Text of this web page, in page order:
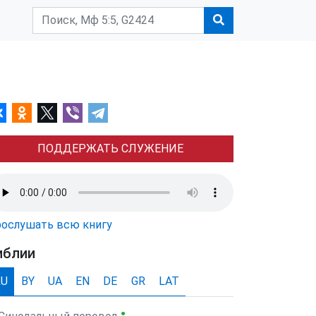
ПОДДЕРЖАТЬ СЛУЖЕНИЕ
всю книгу
BY UA EN DE GR LAT
●